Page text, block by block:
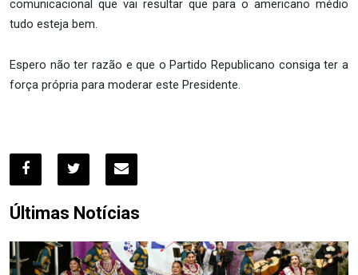
comunicacional que vai resultar que para o americano médio
tudo esteja bem.
Espero não ter razão e que o Partido Republicano consiga ter a
força própria para moderar este Presidente.
Últimas Notícias